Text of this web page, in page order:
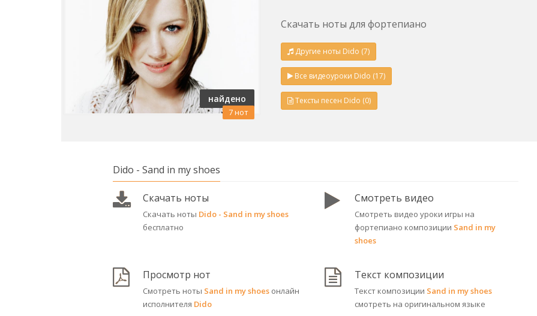
найдено
7 нот
Скачать ноты для фортепиано
Другие ноты Dido (7)
Все видеоуроки Dido (17)
Тексты песен Dido (0)
Dido - Sand in my shoes
Скачать ноты
Скачать ноты Dido - Sand in my shoes
бесплатно
Смотреть видео
Смотреть видео уроки игры на
фортепиано композиции Sand in my
shoes
Просмотр нот
Смотреть ноты Sand in my shoesонлайн
исполнителя Dido
Текст композиции
Текст композиции Sand in my shoes
смотреть на оригинальном языке